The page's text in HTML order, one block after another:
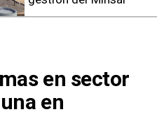
en sector
en